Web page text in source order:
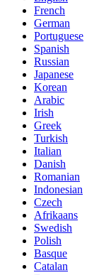
French
German
Portuguese
Spanish
Russian
Japanese
Korean
Arabic
Irish
Greek
Turkish
Italian
Danish
Romanian
Indonesian
Czech
Afrikaans
Swedish
Polish
Basque
Catalan